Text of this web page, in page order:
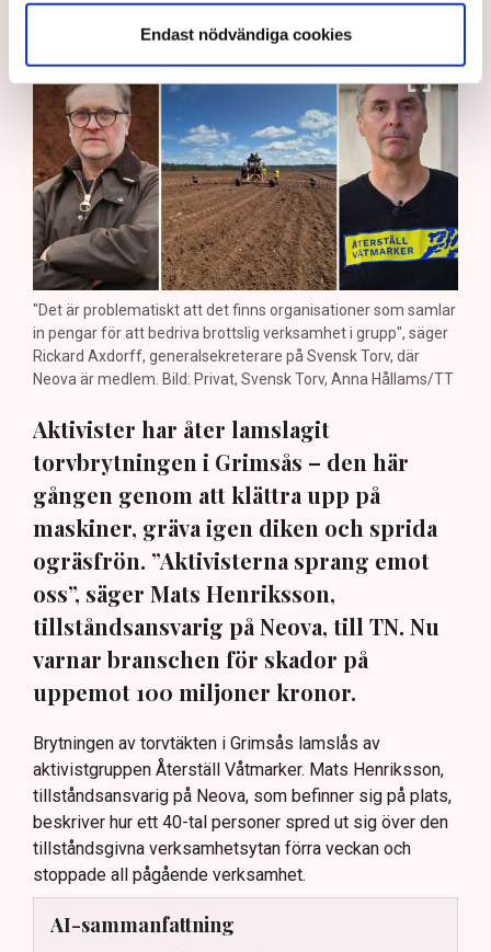
Endast nödvändiga cookies
på helt ny nivå”
"Det är problematiskt att det finns organisationer som samlar
in pengar för att bedriva brottslig verksamhet i grupp", säger
Rickard Axdorff, generalsekreterare på Svensk Torv, där
Neova är medlem. Bild: Privat, Svensk Torv, Anna Hållams/TT
Aktivister har åter lamslagit
torvbrytningen i Grimsås – den här
gången genom att klättra upp på
maskiner, gräva igen diken och sprida
ogräsfrön. ”Aktivisterna sprang emot
oss”, säger Mats Henriksson,
tillståndsansvarig på Neova, till TN. Nu
varnar branschen för skador på
uppemot 100 miljoner kronor.
Brytningen av torvtäkten i Grimsås lamslås av
aktivistgruppen Återställ Våtmarker. Mats Henriksson,
tillståndsansvarig på Neova, som befinner sig på plats,
beskriver hur ett 40-tal personer spred ut sig över den
tillståndsgivna verksamhetsytan förra veckan och
stoppade all pågående verksamhet.
AI-sammanfattning